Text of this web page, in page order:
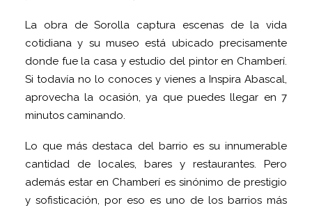
La obra de Sorolla captura escenas de la vida
cotidiana y su museo está ubicado precisamente
donde fue la casa y estudio del pintor en Chamberí.
Si todavía no lo conoces y vienes a Inspira Abascal,
aprovecha la ocasión, ya que puedes llegar en 7
minutos caminando.
Lo que más destaca del barrio es su innumerable
cantidad de locales, bares y restaurantes. Pero
además estar en Chamberí es sinónimo de prestigio
y sofisticación, por eso es uno de los barrios más